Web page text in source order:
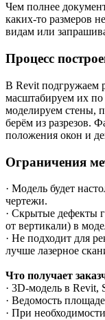
Чем полнее
каких-то размеров
видам или
Процесс
В Revit подгружаем
масштабируем их по
моделируем стены,
берём из разрезов.
положения окон и
Ограничения
· Модель будет
чертежи.
· Скрытые дефекты
от вертикали) в
· Не подходит для
лучше лазерное
Что получает
· 3D-модель в
· Ведомость
· При